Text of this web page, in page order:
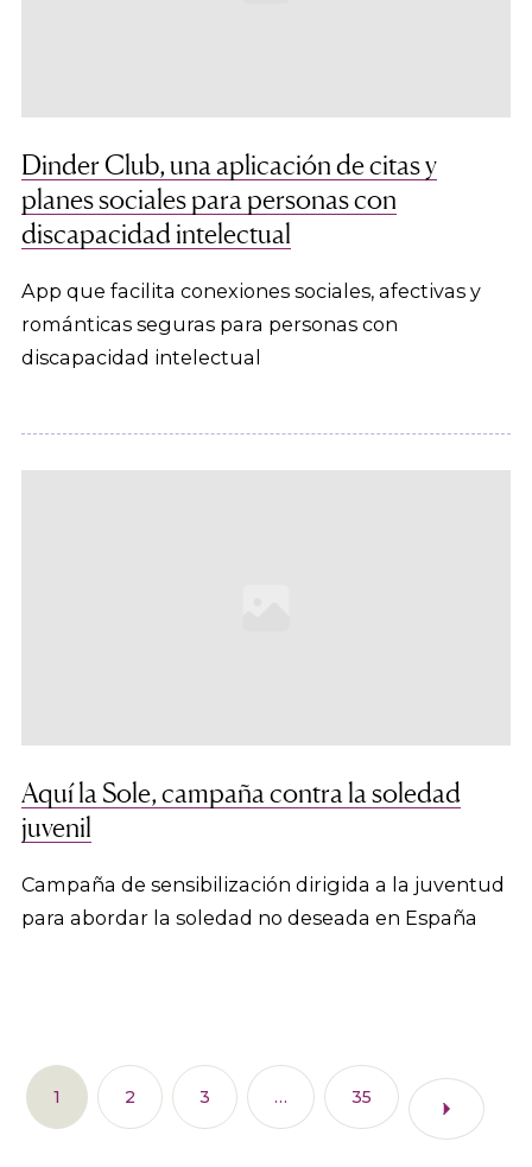
Dinder Club, una aplicación de citas y
planes sociales para personas con
discapacidad intelectual
App que facilita conexiones sociales, afectivas y
románticas seguras para personas con
discapacidad intelectual
Aquí la Sole, campaña contra la soledad
juvenil
Campaña de sensibilización dirigida a la juventud
para abordar la soledad no deseada en España
1 2 3 … 35